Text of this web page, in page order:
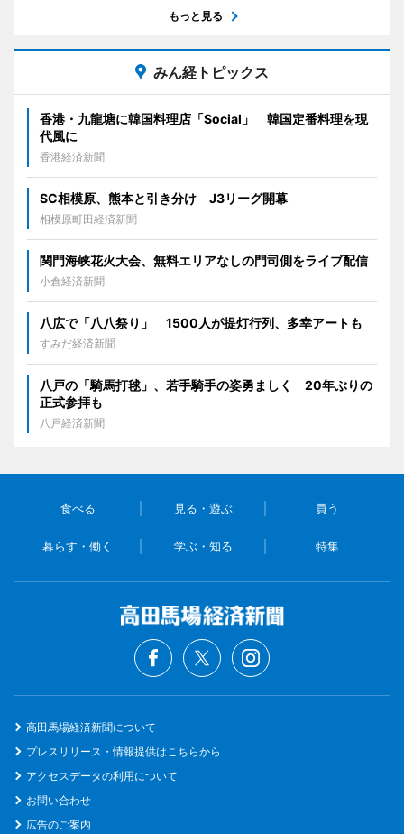
もっと見る
みん経トピックス
香港・九龍塘に韓国料理店「Social」 韓国定番料理を現
代風に
香港経済新聞
SC相模原、熊本と引き分け J3リーグ開幕
相模原町田経済新聞
関門海峡花火大会、無料エリアなしの門司側をライブ配信
小倉経済新聞
八広で「八八祭り」 1500人が提灯行列、多幸アートも
すみだ経済新聞
八戸の「騎馬打毬」、若手騎手の姿勇ましく 20年ぶりの
正式参拝も
八戸経済新聞
食べる 見る・遊ぶ 買う
暮らす・働く 学ぶ・知る 特集
高田馬場経済新聞について
プレスリリース・情報提供はこちらから
アクセスデータの利用について
お問い合わせ
広告のご案内